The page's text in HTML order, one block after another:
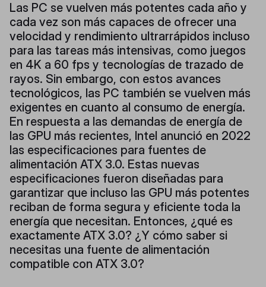
Las PC se vuelven más potentes cada año y
cada vez son más capaces de ofrecer una
velocidad y rendimiento ultrarrápidos incluso
para las tareas más intensivas, como juegos
en 4K a 60 fps y tecnologías de trazado de
rayos. Sin embargo, con estos avances
tecnológicos, las PC también se vuelven más
exigentes en cuanto al consumo de energía.
En respuesta a las demandas de energía de
las GPU más recientes, Intel anunció en 2022
las especificaciones para fuentes de
alimentación ATX 3.0. Estas nuevas
especificaciones fueron diseñadas para
garantizar que incluso las GPU más potentes
reciban de forma segura y eficiente toda la
energía que necesitan. Entonces, ¿qué es
exactamente ATX 3.0? ¿Y cómo saber si
necesitas una fuente de alimentación
compatible con ATX 3.0?